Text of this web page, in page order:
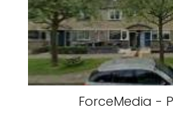
ForceMedia -